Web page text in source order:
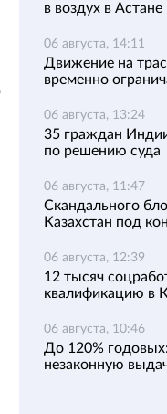
в воздух в Астане
06 августа, 14:11
Движение на
временно
06 августа, 13:24
35 граждан
по решению суда
06 августа, 11:47
Скандального
Казахстан под
06 августа, 12:39
12 тысяч
квалификацию в
06 августа, 10:46
До 120%
незаконную